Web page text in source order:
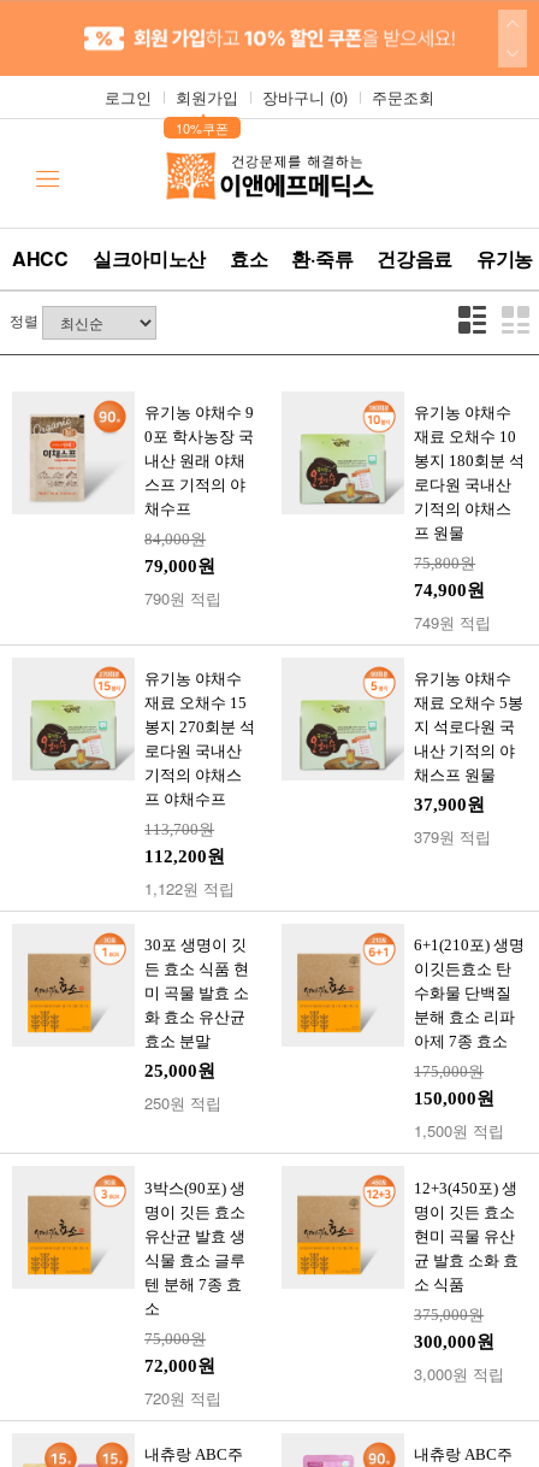
로그인 회원가입
▲
10%쿠폰
장바구니 (0) 주문조회
AHCC 실크아미노산 효소 환·죽류 건강음료 유기
정렬
유기농 야채수 9
0포 학사농장 국
내산 원래 야채
스프 기적의 야
채수프
84,000원
79,000원
790원 적립
유기농 야채수
재료 오채수 10
봉지 180회분 석
로다원 국내산
기적의 야채스
프 원물
75,800원
74,900원
749원 적립
유기농 야채수
재료 오채수 15
봉지 270회분 석
로다원 국내산
기적의 야채스
프 야채수프
113,700원
112,200원
1,122원 적립
유기농 야채수
재료 오채수 5봉
지 석로다원 국
내산 기적의 야
채스프 원물
37,900원
379원 적립
30포 생명이 깃
든 효소 식품 현
미 곡물 발효 소
화 효소 유산균
효소 분말
25,000원
250원 적립
6+1(210포) 생명
이깃든효소 탄
수화물 단백질
분해 효소 리파
아제 7종 효소
175,000원
150,000원
1,500원 적립
3박스(90포) 생
명이 깃든 효소
유산균 발효 생
식물 효소 글루
텐 분해 7종 효
소
75,000원
72,000원
720원 적립
12+3(450포) 생
명이 깃든 효소
현미 곡물 유산
균 발효 소화 효
소 식품
375,000원
300,000원
3,000원 적립
내츄랑 ABC주
내츄랑 ABC주